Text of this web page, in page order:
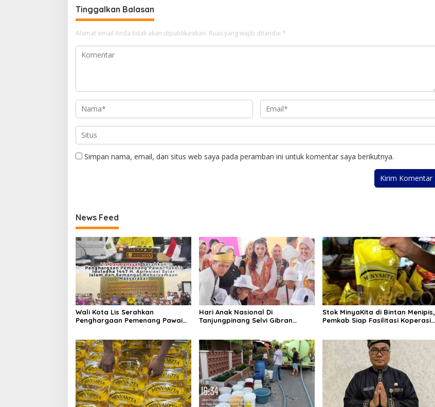
Tinggalkan Balasan
Alamat email Anda tidak akan dipublikasikan. Ruas yang wajib ditandai *
Simpan nama, email, dan situs web saya pada peramban ini untuk komentar saya berikutnya.
News Feed
Wali Kota Lis Serahkan
Penghargaan Pemenang Pawai
Syiar Islam
Hari Anak Nasional Di
Tanjungpinang Selvi Gibran
Stok MinyaKita di Bintan Menipis,
Pemkab Siap Fasilitasi Koperasi